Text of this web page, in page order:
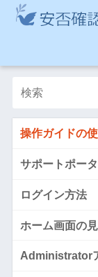
操作ガイドの
サポートポー
ログイン方法
ホーム画面の
Administrator